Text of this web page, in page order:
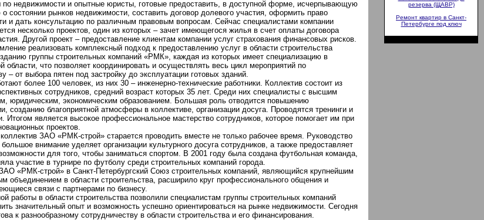
по недвижимости и опытные юристы, готовые предоставить, в доступной форме, исчерпывающую
состоянии рынков недвижимости, составить договор долевого участия, оформить право
и дать консультацию по различным правовым вопросам. Сейчас специалистами компании
несколько проектов, один из которых – зачет имеющегося жилья в счет оплаты договора
Другой проект – предоставление клиентам компании услуг страхования финансовых рисков.
реализовать комплексный подход к предоставлению услуг в области строительства
группы строительных компаний «РМК», каждая из которых имеет специализацию в
области, что позволяет координировать и осуществлять весь цикл мероприятий по
– от выбора пятен под застройку до эксплуатации готовых зданий.
более 100 человек, из них 30 – инженерно-технические работники. Коллектив состоит из
сотрудников, средний возраст которых 35 лет. Среди них специалисты с высшим
юридическим, экономическим образованием. Большая роль отводится повышению
созданию благоприятной атмосферы в коллективе, организации досуга. Проводятся тренинги и
Итогом является высокое профессиональное мастерство сотрудников, которое помогает им при
проектов.
ЗАО «РМК-строй» старается проводить вместе не только рабочее время. Руководство
внимание уделяет организации культурного досуга сотрудников, а также предоставляет
для того, чтобы заниматься спортом. В 2001 году была создана футбольная команда,
участие в турнире по футболу среди строительных компаний города.
«РМК-строй» в Санкт-Петербургский Союз строительных компаний, являющийся крупнейшим
объединением в области строительства, расширило круг профессионального общения и
связи с партнерами по бизнесу.
работы в области строительства позволили специалистам группы строительных компаний
значительный опыт и возможность успешно ориентироваться на рынке недвижимости. Сегодня
к разнообразному сотрудничеству в области строительства и его финансирования.
резерва (ЩАВР)
Ремонт квартир в Санкт-
Петербурге под ключ